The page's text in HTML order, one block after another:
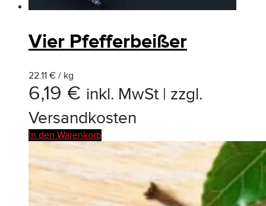
Vier Pfefferbeißer
22.11 € / kg
6,19 € inkl. MwSt | zzgl.
Versandkosten
In den Warenkorb